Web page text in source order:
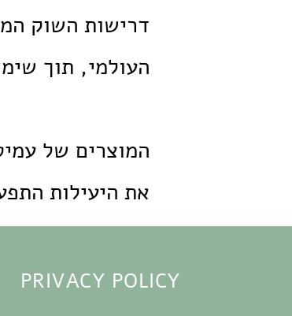
דרישות השוק
העולמי, תוך
המוצרים של
את היעילות
PRIVACY POLICY